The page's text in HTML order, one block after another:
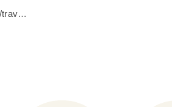
https://travel.udn.com/travel/story/7186/8185812